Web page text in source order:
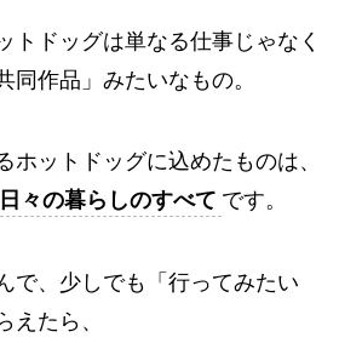
トドッグは単なる仕事じゃなく
同作品」みたいなもの。
ホットドッグに込めたものは、
日々の暮らしのすべて です。
で、少しでも「行ってみたい
えたら、